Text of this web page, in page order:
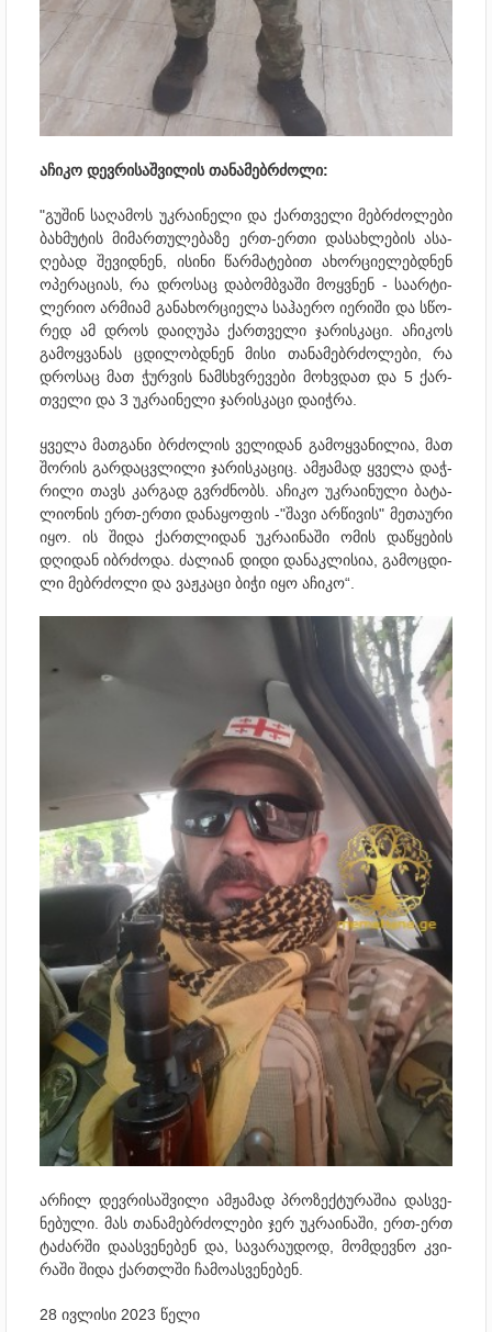
აჩი­კო დევ­რი­საშ­ვი­ლის თა­ნა­მებ­რძო­ლი:
"გუ­შინ სა­ღა­მოს უკ­რა­ი­ნე­ლი და ქარ­თვე­ლი მებ­რძო­ლე­ბი
ბახ­მუ­ტის მი­მარ­თუ­ლე­ბა­ზე ერთ-ერთი და­სახ­ლე­ბის ასა­
ღე­ბად შე­ვიდ­ნენ, ისი­ნი წარ­მა­ტე­ბით ახორ­ცი­ე­ლებ­დნენ
ოპე­რა­ცი­ას, რა დრო­საც და­ბომბვა­ში მოყ­ვნენ - სა­არ­ტი­
ლე­რიო არ­მი­ამ გა­ნა­ხორ­ცი­ე­ლა სა­ჰა­ე­რო იე­რი­ში და სწო­
რედ ამ დროს და­ი­ღუ­პა ქარ­თვე­ლი ჯა­რის­კა­ცი. აჩი­კოს
გა­მოყ­ვა­ნას ცდი­ლობ­დნენ მისი თა­ნა­მებ­რძო­ლე­ბი, რა
დრო­საც მათ ჭურ­ვის ნამ­სხვრე­ვე­ბი მოხ­ვდათ და 5 ქარ­
თვე­ლი და 3 უკ­რა­ი­ნე­ლი ჯა­რის­კა­ცი და­იჭ­რა.
ყვე­ლა მათ­გა­ნი ბრძო­ლის ვე­ლი­დან გა­მოყ­ვა­ნი­ლია, მათ
შო­რის გარ­დაც­ვლი­ლი ჯა­რის­კა­ციც. ამ­ჟა­მად ყვე­ლა დაჭ­
რი­ლი თავს კარ­გად გვრძნობს. აჩი­კო უკ­რა­ი­ნუ­ლი ბა­ტა­
ლი­ო­ნის ერთ-ერთი და­ნა­ყო­ფის -"შავი არ­წი­ვის" მე­თა­უ­რი
იყო. ის შიდა ქარ­თლი­დან უკ­რა­ი­ნა­ში ომის და­წყე­ბის
დღი­დან იბ­რძო­და. ძა­ლი­ან დიდი და­ნაკ­ლი­სია, გა­მოც­დი­
ლი მებ­რძო­ლი და ვაჟ­კა­ცი ბიჭი იყო აჩი­კო“.
არ­ჩილ დევ­რი­საშ­ვი­ლი ამ­ჟა­მად პრო­ზექ­ტუ­რა­შია დას­ვე­
ნე­ბუ­ლი. მას თა­ნა­მებ­რძო­ლე­ბი ჯერ უკ­რა­ი­ნა­ში, ერთ-ერთ
ტა­ძარ­ში და­ას­ვე­ნე­ბენ და, სა­ვა­რა­უ­დოდ, მომ­დევ­ნო კვი­
რა­ში შიდა ქარ­თლში ჩა­მო­ას­ვე­ნე­ბენ.
28 ივლისი 2023 წელი